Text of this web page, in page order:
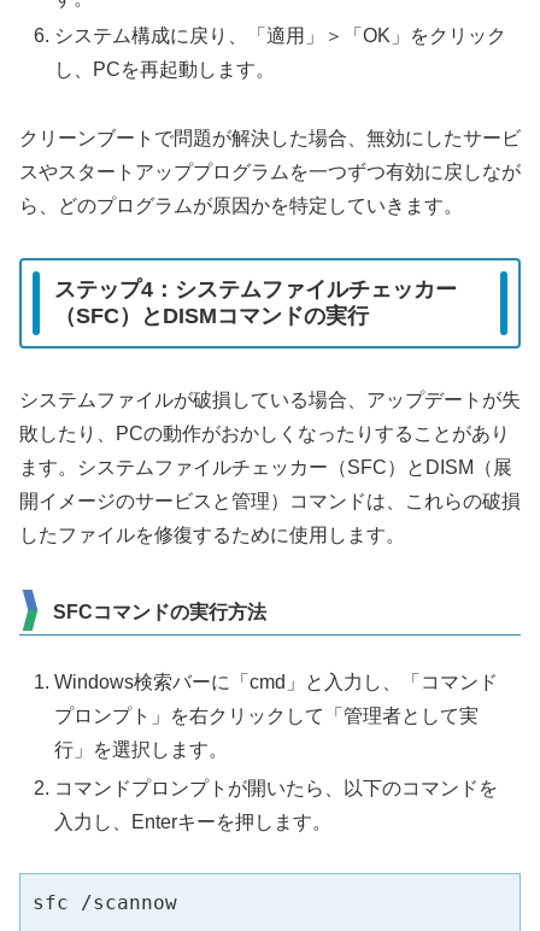
システム構成に戻り、「適用」＞「OK」をクリック
し、PCを再起動します。
クリーンブートで問題が解決した場合、無効にしたサービ
スやスタートアッププログラムを一つずつ有効に戻しなが
ら、どのプログラムが原因かを特定していきます。
ステップ4：システムファイルチェッカー
（SFC）とDISMコマンドの実行
システムファイルが破損している場合、アップデートが失
敗したり、PCの動作がおかしくなったりすることがあり
ます。システムファイルチェッカー（SFC）とDISM（展
開イメージのサービスと管理）コマンドは、これらの破損
したファイルを修復するために使用します。
SFCコマンドの実行方法
Windows検索バーに「cmd」と入力し、「コマンド
プロンプト」を右クリックして「管理者として実
行」を選択します。
コマンドプロンプトが開いたら、以下のコマンドを
入力し、Enterキーを押します。
sfc /scannow